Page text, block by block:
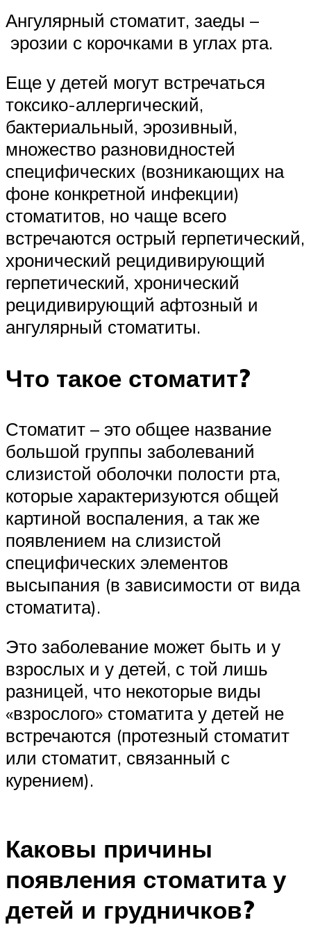
Ангулярный стоматит, заеды –
эрозии с корочками в углах рта.
Еще у детей могут встречаться
токсико-аллергический,
бактериальный, эрозивный,
множество разновидностей
специфических (возникающих на
фоне конкретной инфекции)
стоматитов, но чаще всего
встречаются острый герпетический,
хронический рецидивирующий
герпетический, хронический
рецидивирующий афтозный и
ангулярный стоматиты.
Что такое стоматит?
Стоматит – это общее название
большой группы заболеваний
слизистой оболочки полости рта,
которые характеризуются общей
картиной воспаления, а так же
появлением на слизистой
специфических элементов
высыпания (в зависимости от вида
стоматита).
Это заболевание может быть и у
взрослых и у детей, с той лишь
разницей, что некоторые виды
«взрослого» стоматита у детей не
встречаются (протезный стоматит
или стоматит, связанный с
курением).
Каковы причины
появления стоматита у
детей и грудничков?